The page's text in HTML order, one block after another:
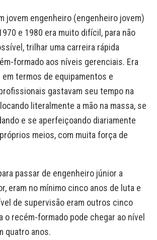
jovem engenheiro (engenheiro jovem)
e 1980 era muito difícil, para não
trilhar uma carreira rápida
formado aos níveis gerenciais. Era
termos de equipamentos e
gastavam seu tempo na
literalmente a mão na massa, se
e se aperfeiçoando diariamente
meios, com muita força de
passar de engenheiro júnior a
eram no mínimo cinco anos de luta e
de supervisão eram outros cinco
o recém-formado pode chegar ao nível
quatro anos.